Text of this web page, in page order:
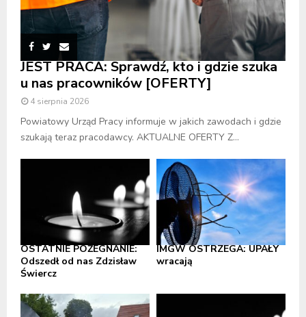
JEST PRACA: Sprawdź, kto i gdzie szuka
u nas pracowników [OFERTY]
4 sierpnia 2026
Powiatowy Urząd Pracy informuje w jakich zawodach i gdzie
szukają teraz pracodawcy. AKTUALNE OFERTY Z...
OSTATNIE POŻEGNANIE:
Odszedł od nas Zdzisław
Świercz
IMGW OSTRZEGA: UPAŁY
wracają